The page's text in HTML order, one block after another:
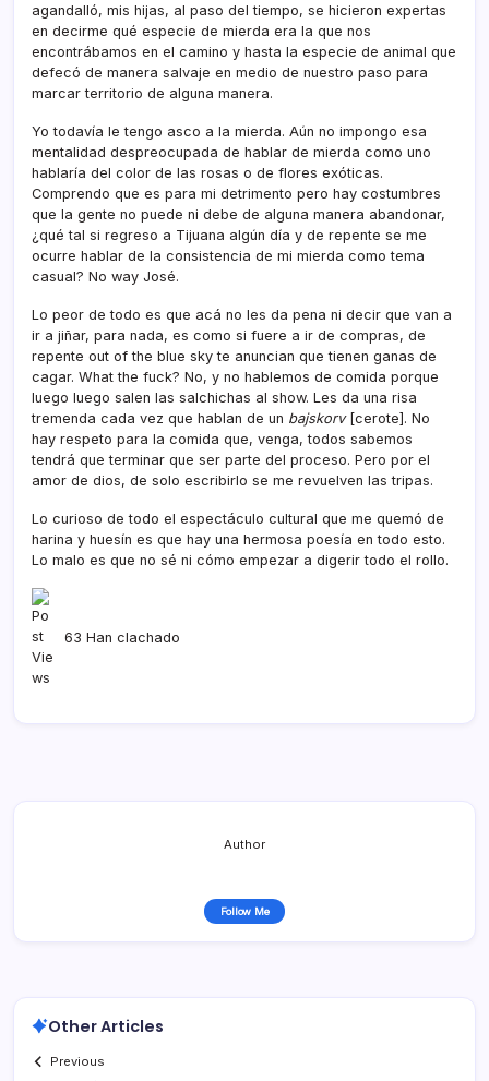
agandalló, mis hijas, al paso del tiempo, se hicieron expertas
en decirme qué especie de mierda era la que nos
encontrábamos en el camino y hasta la especie de animal que
defecó de manera salvaje en medio de nuestro paso para
marcar territorio de alguna manera.
Yo todaví­a le tengo asco a la mierda. Aún no impongo esa
mentalidad despreocupada de hablar de mierda como uno
hablarí­a del color de las rosas o de flores exóticas.
Comprendo que es para mi detrimento pero hay costumbres
que la gente no puede ni debe de alguna manera abandonar,
¿qué tal si regreso a Tijuana algún dí­a y de repente se me
ocurre hablar de la consistencia de mi mierda como tema
casual? No way José.
Lo peor de todo es que acá no les da pena ni decir que van a
ir a jiñar, para nada, es como si fuere a ir de compras, de
repente out of the blue sky te anuncian que tienen ganas de
cagar. What the fuck? No, y no hablemos de comida porque
luego luego salen las salchichas al show. Les da una risa
tremenda cada vez que hablan de un bajskorv[cerote]. No
hay respeto para la comida que, venga, todos sabemos
tendrá que terminar que ser parte del proceso. Pero por el
amor de dios, de solo escribirlo se me revuelven las tripas.
Lo curioso de todo el espectáculo cultural que me quemó de
harina y huesí­n es que hay una hermosa poesí­a en todo esto.
Lo malo es que no sé ni cómo empezar a digerir todo el rollo.
63 Han clachado
Author
Follow Me
Other Articles
Previous